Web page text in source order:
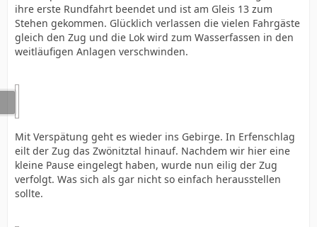
ihre erste Rundfahrt beendet und ist am Gleis 13 zum
Stehen gekommen. Glücklich verlassen die vielen Fahrgäste
gleich den Zug und die Lok wird zum Wasserfassen in den
weitläufigen Anlagen verschwinden.
Mit Verspätung geht es wieder ins Gebirge. In Erfenschlag
eilt der Zug das Zwönitztal hinauf. Nachdem wir hier eine
kleine Pause eingelegt haben, wurde nun eilig der Zug
verfolgt. Was sich als gar nicht so einfach herausstellen
sollte.